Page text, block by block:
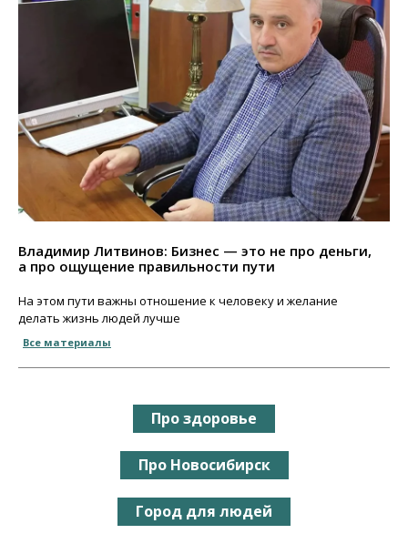
Владимир Литвинов: Бизнес — это не про деньги,
а про ощущение правильности пути
На этом пути важны отношение к человеку и желание
делать жизнь людей лучше
Все материалы
Про здоровье
Про Новосибирск
Город для людей